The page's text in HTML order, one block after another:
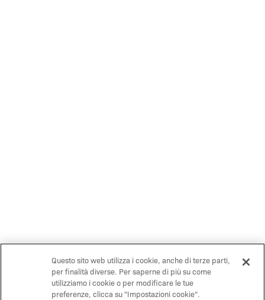
Questo sito web utilizza i cookie, anche di terze parti,
per finalità diverse. Per saperne di più su come
utilizziamo i cookie o per modificare le tue
preferenze, clicca su "Impostazioni cookie".